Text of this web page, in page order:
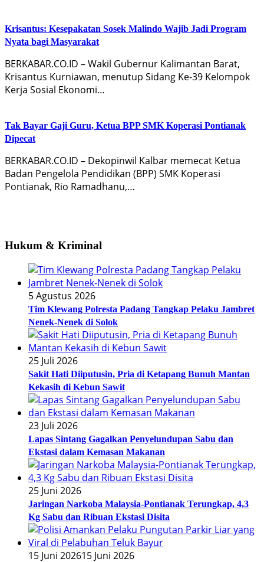
Krisantus: Kesepakatan Sosek Malindo Wajib Jadi Program
Nyata bagi Masyarakat
BERKABAR.CO.ID – Wakil Gubernur Kalimantan Barat,
Krisantus Kurniawan, menutup Sidang Ke-39 Kelompok
Kerja Sosial Ekonomi…
Tak Bayar Gaji Guru, Ketua BPP SMK Koperasi Pontianak
Dipecat
BERKABAR.CO.ID – Dekopinwil Kalbar memecat Ketua
Badan Pengelola Pendidikan (BPP) SMK Koperasi
Pontianak, Rio Ramadhanu,…
Hukum & Kriminal
5 Agustus 2026
Tim Klewang Polresta Padang Tangkap Pelaku Jambret
Nenek-Nenek di Solok
25 Juli 2026
Sakit Hati Diiputusin, Pria di Ketapang Bunuh Mantan
Kekasih di Kebun Sawit
23 Juli 2026
Lapas Sintang Gagalkan Penyelundupan Sabu dan
Ekstasi dalam Kemasan Makanan
25 Juni 2026
Jaringan Narkoba Malaysia-Pontianak Terungkap, 4,3
Kg Sabu dan Ribuan Ekstasi Disita
15 Juni 202615 Juni 2026